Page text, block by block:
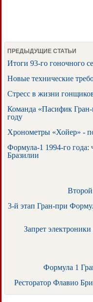
ПРЕДЫДУЩИЕ СТАТЬИ
Итоги 93-го гоночного
Новые технические
Стресс в жизни
Команда «Пасифик
году
Хронометры «Хойер» -
Формула-1 1994-го года:
Бразилии
3-й этап Гран-при
Запрет
Формула 1
Ресторатор Флавио